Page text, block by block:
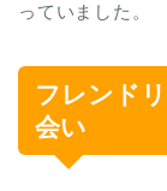
っていました。
フレンド
会い